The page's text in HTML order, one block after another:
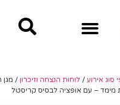
סוג אירוע / לוחות הנצחה וזיכרון
מימד – עם אופציה לבסיס קריסטל